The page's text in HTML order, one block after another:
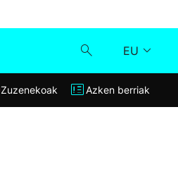
EU
Klisk
Zuzenekoak Azken berriak